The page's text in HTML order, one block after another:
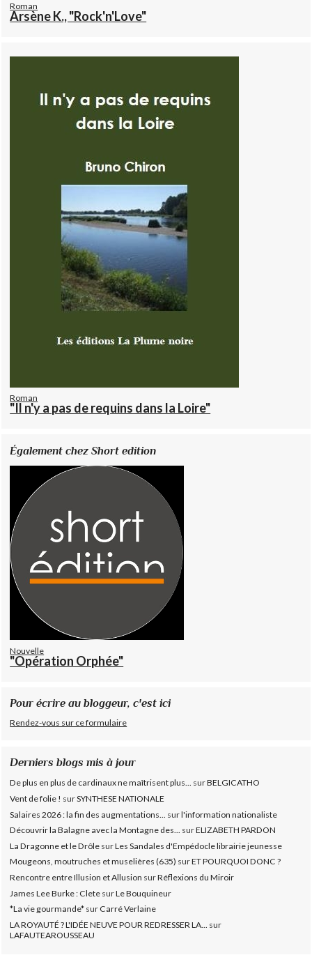
Roman
Arsène K., "Rock'n'Love"
Roman
"Il n'y a pas de requins dans la Loire"
Également chez Short edition
Nouvelle
"Opération Orphée"
Pour écrire au bloggeur, c'est ici
Rendez-vous sur ce formulaire
Derniers blogs mis à jour
De plus en plus de cardinaux ne maîtrisent plus... surBELGICATHO
Vent de folie ! surSYNTHESE NATIONALE
Salaires 2026 : la fin des augmentations...
surl'information nationaliste
Découvrir la Balagne avec la Montagne des... surELIZABETH PARDON
La Dragonne et le Drôle surLes Sandales d'Empédocle librairie jeunesse
Mougeons, moutruches et muselières (635) surET POURQUOI DONC ?
Rencontre entre Illusion et Allusion surRéflexions du Miroir
James Lee Burke : Clete surLe Bouquineur
*La vie gourmande* surCarré Verlaine
LA ROYAUTÉ ? L'IDÉE NEUVE POUR REDRESSER LA...
sur
LAFAUTEAROUSSEAU